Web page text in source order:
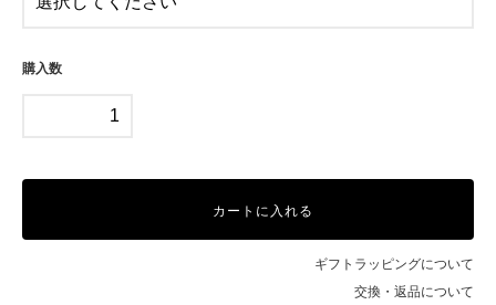
購入数
カートに入れる
ギフトラッピングについて
交換・返品について